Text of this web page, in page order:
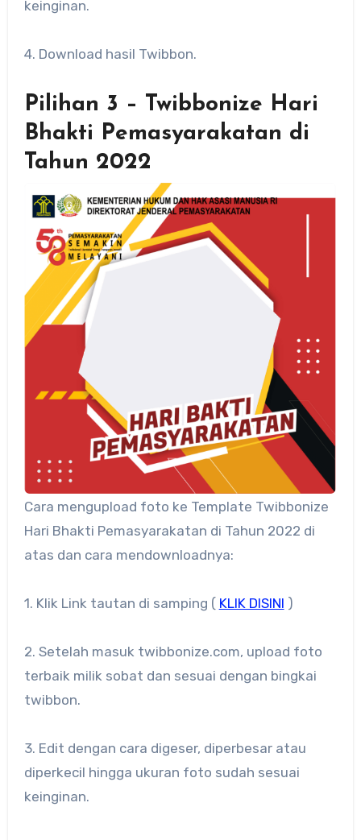
keinginan.
4. Download hasil Twibbon.
Pilihan 3 – Twibbonize Hari
Bhakti Pemasyarakatan di
Tahun 2022
Cara mengupload foto ke Template Twibbonize
Hari Bhakti Pemasyarakatan di Tahun 2022 di
atas dan cara mendownloadnya:
1. Klik Link tautan di samping ( KLIK DISINI )
2. Setelah masuk twibbonize.com, upload foto
terbaik milik sobat dan sesuai dengan bingkai
twibbon.
3. Edit dengan cara digeser, diperbesar atau
diperkecil hingga ukuran foto sudah sesuai
keinginan.